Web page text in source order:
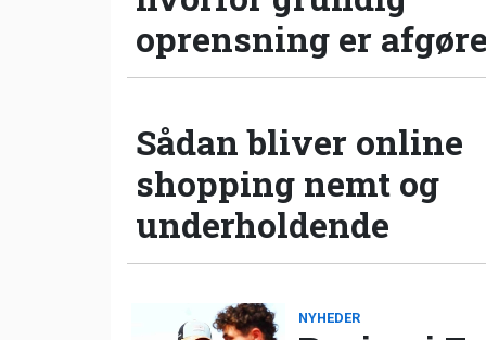
oprensning er
Sådan bliver online
shopping nemt og
underholdende
NYHEDER